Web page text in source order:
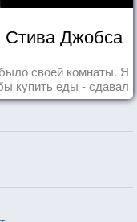
Стива Джобса
своей комнаты. Я
купить еды - сдавал